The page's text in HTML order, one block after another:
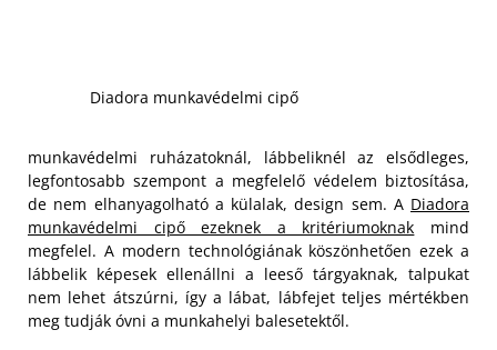
Diadora munkavédelmi cipő
munkavédelmi ruházatoknál, lábbeliknél az elsődleges,
legfontosabb szempont a megfelelő védelem biztosítása,
de nem elhanyagolható a külalak, design sem. A Diadora
munkavédelmi cipő ezeknek a kritériumoknak mind
megfelel. A modern technológiának köszönhetően ezek a
lábbelik képesek ellenállni a leeső tárgyaknak, talpukat
nem lehet átszúrni, így a lábat, lábfejet teljes mértékben
meg tudják óvni a munkahelyi balesetektől.